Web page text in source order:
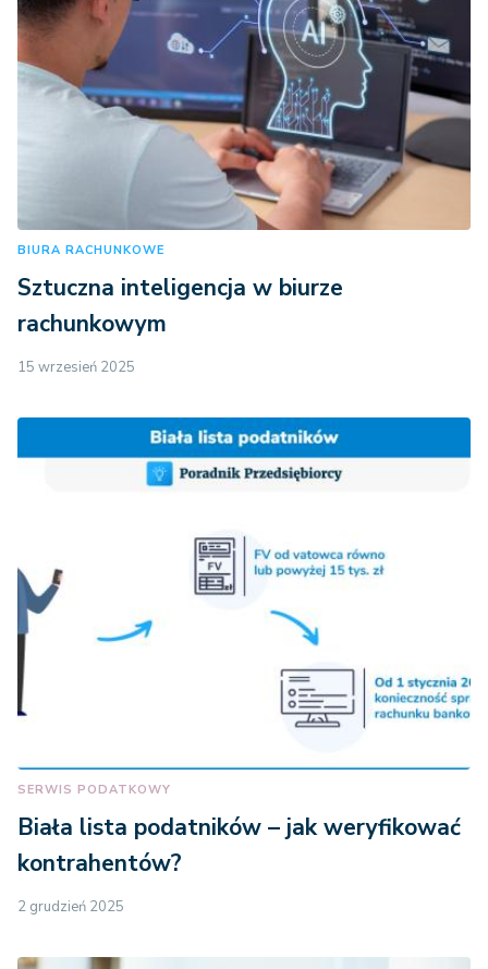
BIURA RACHUNKOWE
Sztuczna inteligencja w biurze
rachunkowym
15 wrzesień 2025
SERWIS PODATKOWY
Biała lista podatników – jak weryfikować
kontrahentów?
2 grudzień 2025